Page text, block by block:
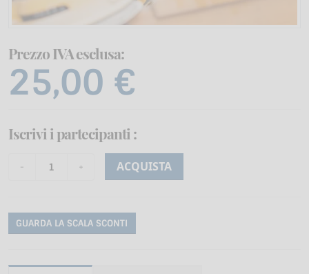
Prezzo IVA esclusa:
25,00 €
Iscrivi i partecipanti :
ACQUISTA
GUARDA LA SCALA SCONTI